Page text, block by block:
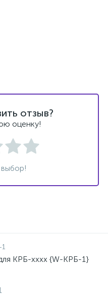
отзыв?
оценку!
КРБ-хххх {W-КРБ-1}